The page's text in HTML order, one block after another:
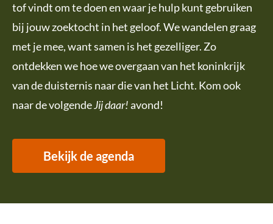
tof vindt om te doen en waar je hulp kunt gebruiken
bij jouw zoektocht in het geloof. We wandelen graag
met je mee, want samen is het gezelliger. Zo
ontdekken we hoe we overgaan van het koninkrijk
van de duisternis naar die van het Licht. Kom ook
naar de volgendeJij daar!avond!
Bekijk de agenda